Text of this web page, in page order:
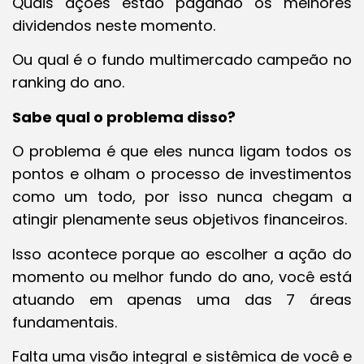
dividendos neste momento.
Ou qual é o fundo multimercado campeão no
ranking do ano.
Sabe qual o problema disso?
O problema é que eles nunca ligam todos os
pontos e olham o processo de investimentos
como um todo, por isso nunca chegam a
atingir plenamente seus objetivos financeiros.
Isso acontece porque ao escolher a ação do
momento ou melhor fundo do ano, você está
atuando em apenas uma das 7 áreas
fundamentais.
Falta uma visão integral e sistêmica de você e